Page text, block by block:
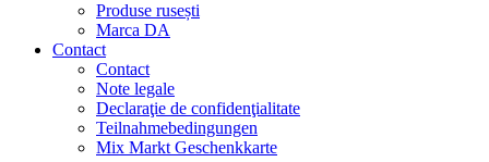
Produse rusești
Marca DA
Contact
Contact
Note legale
Declaraţie de confidenţialitate
Teilnahmebedingungen
Mix Markt Geschenkkarte